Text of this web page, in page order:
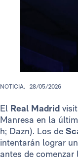
NOTICIA. 28/05/2026
El Real Madrid
Manresa en la
h; Dazn). Los de
intentarán lograr
antes de comenzar